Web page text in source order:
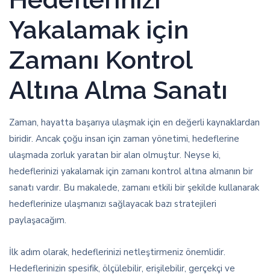
Yakalamak için
Zamanı Kontrol
Altına Alma Sanatı
Zaman, hayatta başarıya ulaşmak için en değerli kaynaklardan
biridir. Ancak çoğu insan için zaman yönetimi, hedeflerine
ulaşmada zorluk yaratan bir alan olmuştur. Neyse ki,
hedeflerinizi yakalamak için zamanı kontrol altına almanın bir
sanatı vardır. Bu makalede, zamanı etkili bir şekilde kullanarak
hedeflerinize ulaşmanızı sağlayacak bazı stratejileri
paylaşacağım.
İlk adım olarak, hedeflerinizi netleştirmeniz önemlidir.
Hedeflerinizin spesifik, ölçülebilir, erişilebilir, gerçekçi ve